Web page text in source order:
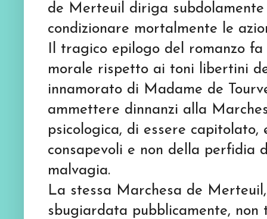
de Merteuil diriga
condizionare mortalmente le
Il tragico epilogo del romanzo
morale rispetto ai toni libertini
innamorato di Madame de
ammettere dinnanzi alla
psicologica, di essere
consapevoli e non della perfidia
malvagia.
La stessa Marchesa de
sbugiardata pubblicamente,